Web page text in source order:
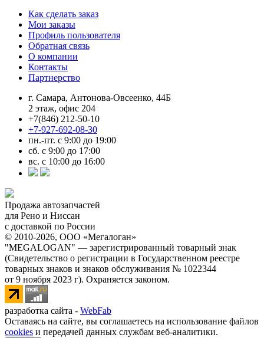
Как сделать заказ
Мои заказы
Профиль пользователя
Обратная связь
О компании
Контакты
Партнерство
г. Самара, Антонова-Овсеенко, 44Б
2 этаж, офис 204
+7(846) 212-50-10
+7-927-692-08-30
пн.-пт. с 9:00 до 19:00
сб. с 9:00 до 17:00
вс. с 10:00 до 16:00
Продажа автозапчастей
для Рено и Ниссан
с доставкой по России
© 2010-2026, ООО «Мегалоган»
"MEGALOGAN" — зарегистрированный товарный знак
(Свидетельство о регистрации в Государственном реестре
товарных знаков и знаков обслуживания № 1022344
от 9 ноября 2023 г). Охраняется законом.
разработка сайта - WebFab
Оставаясь на сайте, вы соглашаетесь на использование файлов
cookies и передачей данных службам веб-аналитики.